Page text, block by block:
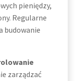
pieniędzy,
Regularne
budowanie
zarządzać